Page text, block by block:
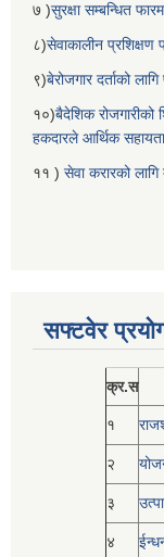
७ )सुरक्षा सम्बन्धित
८)सेवाकालीन प्रशिक्षण
९)बेरोजगार दर्ताको
१०)बैदेशिक रोजगारीको
हकदारले आर्थिक
११ ) सेवा करारको
सफ्टवेर
क्र.स
१
२
३
४